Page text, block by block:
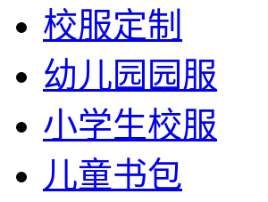
校服定制
幼儿园园服
小学生校服
儿童书包